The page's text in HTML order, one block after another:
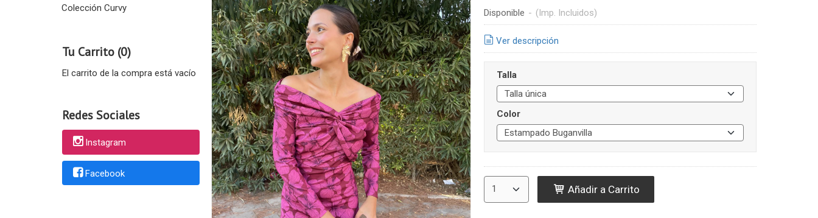
Colección Curvy
Tu Carrito (0)
El carrito de la compra está vacío
Redes Sociales
Instagram
Facebook
Disponible - (Imp. Incluidos)
Ver descripción
Talla
Color
Añadir a Carrito